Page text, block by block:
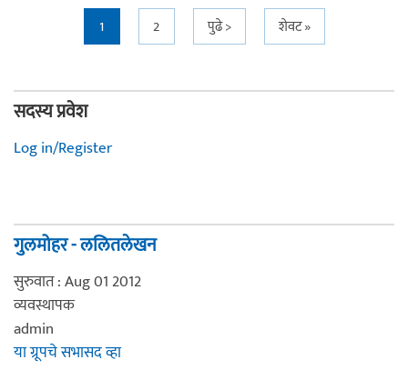
1 2 पुढे > शेवट »
सदस्य प्रवेश
Log in/Register
गुलमोहर - ललितलेखन
सुरुवात : Aug 01 2012
व्यवस्थापक
admin
या ग्रूपचे सभासद व्हा